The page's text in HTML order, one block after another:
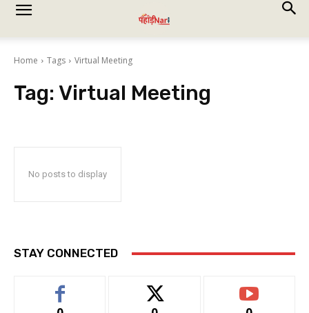
Home Tags Virtual Meeting
Tag: Virtual Meeting
No posts to display
STAY CONNECTED